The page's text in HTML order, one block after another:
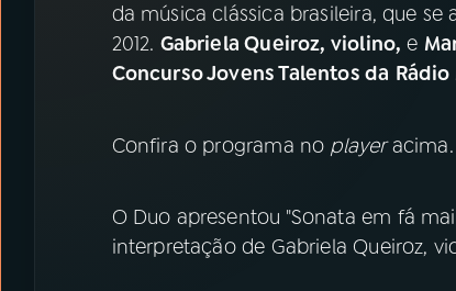
ACOMPANHE A RÁDIO MEC
Instagram X
da música clássica brasileira, que
2012. Gabriela Queiroz, violino, e
Concurso Jovens Talentos da Rádio
Confira o programa no playeracima.
O Duo apresentou "Sonata em fá
interpretação de Gabriela Queiroz,